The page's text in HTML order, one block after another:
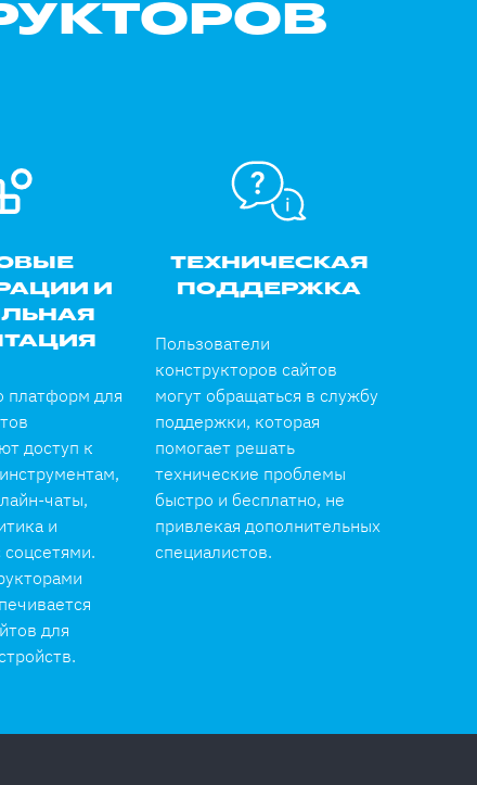
И
платформ для
доступ к
чаты,
и
соцсетями.
для
ТЕХНИЧЕСКАЯ
ПОДДЕРЖКА
Пользователи
конструкторов сайтов
могут обращаться в службу
поддержки, которая
помогает решать
технические проблемы
быстро и бесплатно, не
привлекая дополнительных
специалистов.